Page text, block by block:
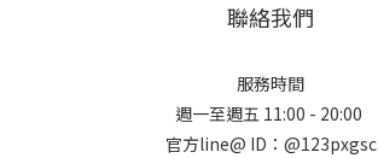
聯絡我們
服務時間
週一至週五 11:00 - 20:00
官方line@ ID：@123pxgsc